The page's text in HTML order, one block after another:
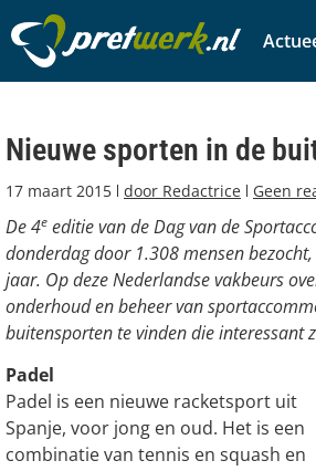
Nieuwe sporten in de
17 maart 2015 door Redactrice Geen
De 4e editie van de Dag van de
donderdag door 1.308 mensen
jaar. Op deze Nederlandse vakbeurs
onderhoud en beheer van
buitensporten te vinden die interessant
Padel
Padel is een nieuwe racketsport uit
Spanje, voor jong en oud. Het is een
combinatie van tennis en squash en